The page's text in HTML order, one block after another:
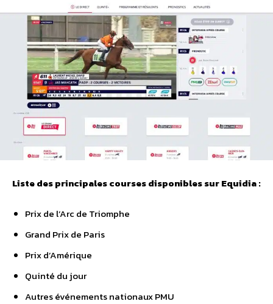
Liste des principales courses disponibles sur Equidia :
Prix de l’Arc de Triomphe
Grand Prix de Paris
Prix d’Amérique
Quinté du jour
Autres événements nationaux PMU